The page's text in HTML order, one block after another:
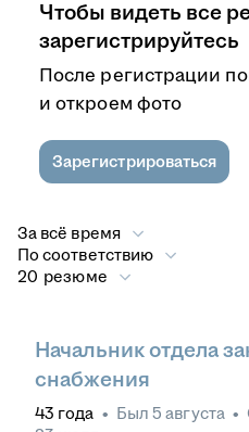
Чтобы видеть все
зарегистрируйтесь
После регистрации
и откроем фото
Зарегистрироваться
За всё время
По соответствию
20 резюме
Начальник отдела
снабжения
43 года • Был 5 августа •